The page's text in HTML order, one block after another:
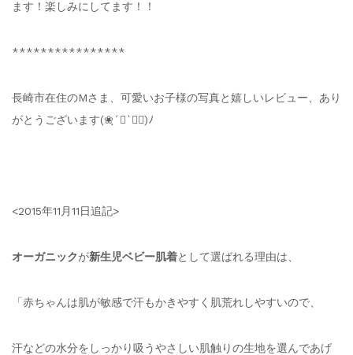
ます！楽しみにしてます！！
****************
長崎市在住のMさま、可愛いお子様の写真と嬉しいレビュー、あり
がとうございます(❀ฺ´∀`❀ฺ)ﾉ
<2015年11月11日追記>
オーガニックが新生児ベビー肌着として選ばれる理由は、
「赤ちゃんは肌が敏感で汗もかきやすく肌荒れしやすいので、
汗などの水分をしっかり吸うやさしい肌触りの生地を選んであげ